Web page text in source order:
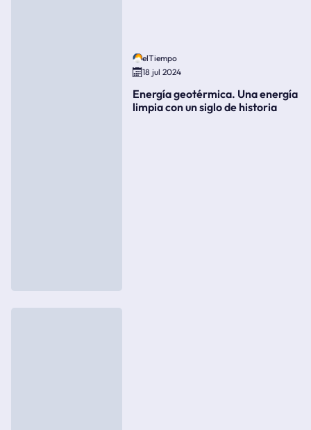
elTiempo
18 jul 2024
Energía geotérmica. Una energía
limpia con un siglo de historia